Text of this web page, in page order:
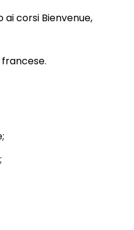
corsi Bienvenue,